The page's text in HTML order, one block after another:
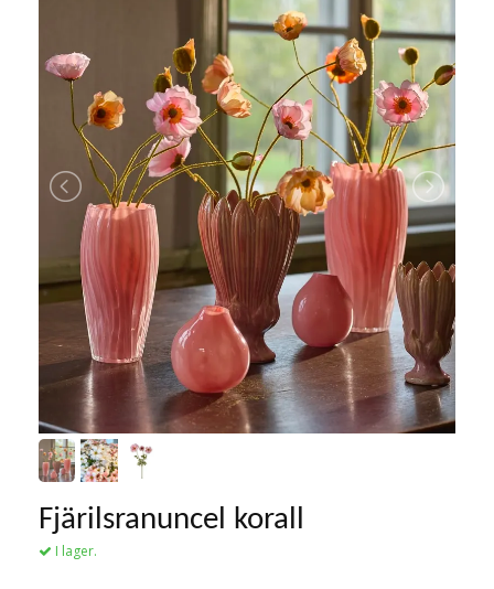
Fjärilsranuncel korall
I lager.